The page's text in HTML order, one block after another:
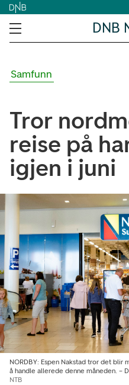
DNB
Samfunn
Tror
reise på
igjen i juni
NORDBY: Espen Nakstad tror det
å handle allerede denne måneden. –
NTB